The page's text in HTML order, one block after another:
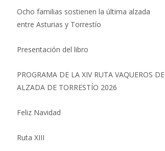
Ocho familias sostienen la última alzada
entre Asturias y Torrestío
Presentación del libro
PROGRAMA DE LA XIV RUTA VAQUEROS DE
ALZADA DE TORRESTÍO 2026
Feliz Navidad
Ruta XIII